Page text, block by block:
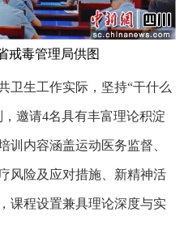
戒毒管理局供图
生工作实际，坚持“干什么
邀请4名具有丰富理论积淀
训内容涵盖运动医务监督、
风险及应对措施、新精神活
课程设置兼具理论深度与实